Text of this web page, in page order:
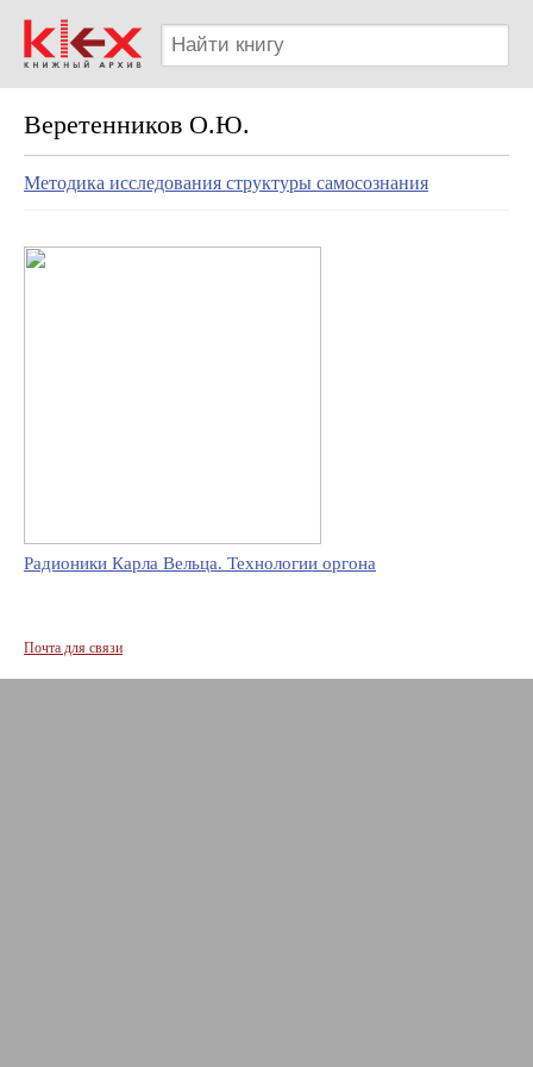
Веретенников О.Ю.
Методика исследования структуры самосознания
Радионики Карла Вельца. Технологии оргона
Почта для связи